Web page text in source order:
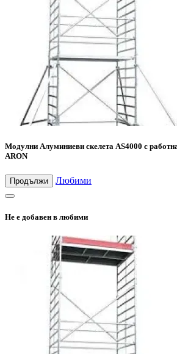
Модулни Алуминиеви скелета AS4000 с
ARON
Продължи Любими
Не е добавен в любими